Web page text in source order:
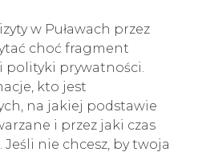
w Puławach przez
choć fragment
i polityki prywatności.
kto jest
na jakiej podstawie
i przez jaki czas
nie chcesz, by twoja